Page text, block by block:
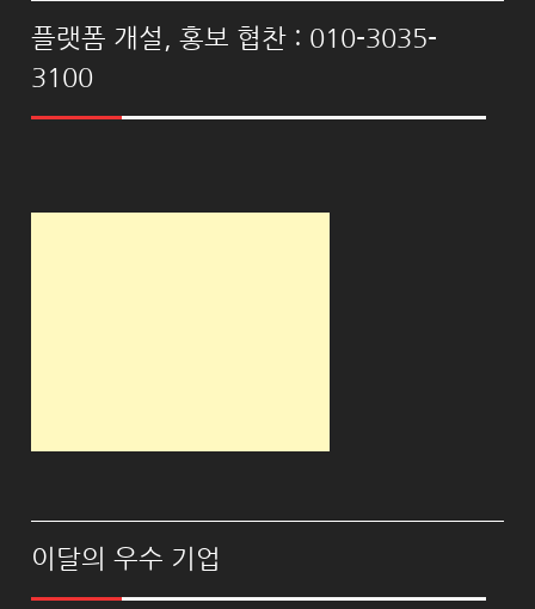
플랫폼 개설, 홍보 협찬 : 010-3035-
3100
이달의 우수 기업